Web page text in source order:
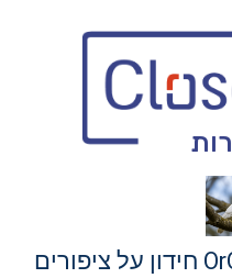
על מנת לרכוש את OrQuiz חידון על ציפורים